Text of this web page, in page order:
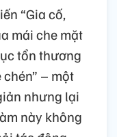
“Gia cố,
mái che mặt
tổn thương
– một
nhưng lại
này không